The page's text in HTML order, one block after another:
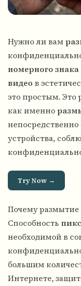
Нужно ли вам
номерного знака
видео в
это простым. Это
как именно
устройства,
Try Now →
Почему размытие
Способность
необходимой в
большим
Интернете,